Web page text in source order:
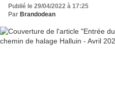
Publié le 29/04/2022 à 17:25
Par Brandodean